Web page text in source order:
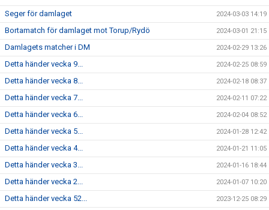
Seger för damlaget 2024-03-03 14:19
Bortamatch för damlaget mot Torup/Rydö 2024-03-01 21:15
Damlagets matcher i DM 2024-02-29 13:26
Detta händer vecka 9... 2024-02-25 08:59
Detta händer vecka 8... 2024-02-18 08:37
Detta händer vecka 7... 2024-02-11 07:22
Detta händer vecka 6... 2024-02-04 08:52
Detta händer vecka 5... 2024-01-28 12:42
Detta händer vecka 4... 2024-01-21 11:05
Detta händer vecka 3... 2024-01-16 18:44
Detta händer vecka 2... 2024-01-07 10:20
Detta händer vecka 52... 2023-12-25 08:29